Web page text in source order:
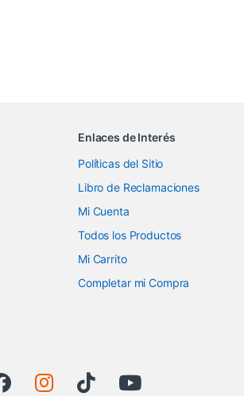
Enlaces de Interés
Políticas del Sitio
Libro de Reclamaciones
Mi Cuenta
Todos los Productos
Mi Carrito
Completar mi Compra